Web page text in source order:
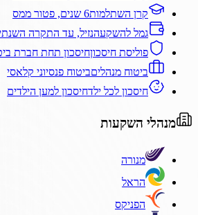
קרן השתלמות6 שנים, פטור ממס
גמל להשקעהנזיל, עד התקרה
פוליסת חיסכוןחיסכון תחת חברת
ביטוח מנהליםביטוח פנסיוני קלאסי
חיסכון לכל ילדחיסכון למען הילדים
מנהלי השקעות
מנורה
הראל
הפניקס